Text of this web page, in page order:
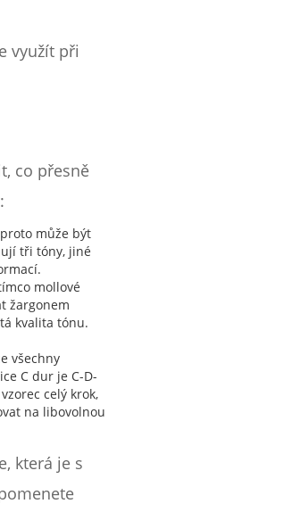
využít při
co přesně
může být
tři tóny, jiné
mollové
žargonem
kvalita tónu.
všechny
C dur je C-D-
celý krok,
na libovolnou
která je s